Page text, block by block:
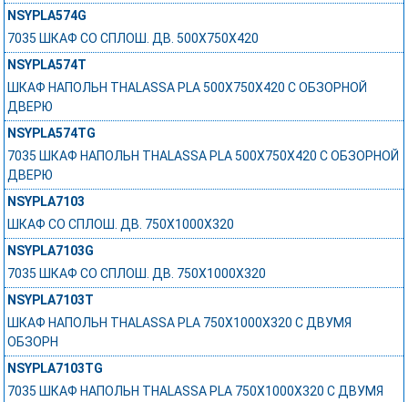
NSYPLA574G
7035 ШКАФ СО СПЛОШ. ДВ. 500Х750Х420
NSYPLA574T
ШКАФ НАПОЛЬН THALASSA PLA 500X750X420 C ОБЗОРНОЙ
ДВЕРЮ
NSYPLA574TG
7035 ШКАФ НАПОЛЬН THALASSA PLA 500X750X420 C ОБЗОРНОЙ
ДВЕРЮ
NSYPLA7103
ШКАФ СО СПЛОШ. ДВ. 750Х1000Х320
NSYPLA7103G
7035 ШКАФ СО СПЛОШ. ДВ. 750Х1000Х320
NSYPLA7103T
ШКАФ НАПОЛЬН THALASSA PLA 750X1000X320 C ДВУМЯ
ОБЗОРН
NSYPLA7103TG
7035 ШКАФ НАПОЛЬН THALASSA PLA 750X1000X320 C ДВУМЯ